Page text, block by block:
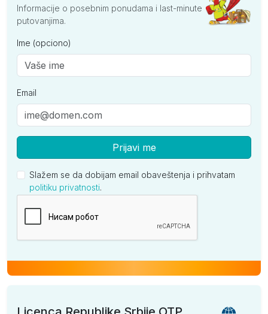
Informacije o posebnim ponudama i last-minute
putovanjima.
Ime (opciono)
Email
Prijavi me
Slažem se da dobijam email obaveštenja i prihvatam
politiku privatnosti.